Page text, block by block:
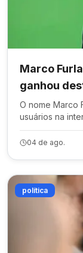
Marco
ganhou
O nome Marco
usuários na
nas notícias
04 de ago.
política